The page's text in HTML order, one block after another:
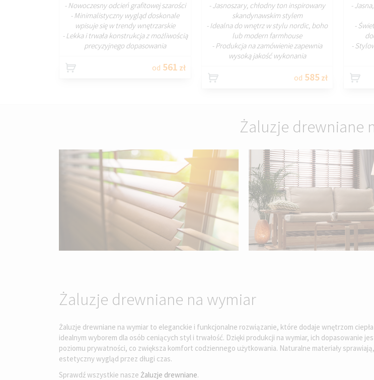
- Nowoczesny odcień grafitowej szarości
- Minimalistyczny wygląd doskonale
wpisuje się w trendy wnętrzarskie
- Lekka i trwała konstrukcja z możliwością
precyzyjnego dopasowania
od 561 zł
- Jasnoszary, chłodny ton inspirowany
skandynawskim stylem
- Idealna do wnętrz w stylu nordic, boho
lub modern farmhouse
- Produkcja na zamówienie zapewnia
wysoką jakość wykonania
od 585 zł
-
-
-
Żaluzje drewniane
Żaluzje drewniane na wymiar
Żaluzje drewniane na wymiar to eleganckie i funkcjonalne rozwiązanie, które dodaje wnętrzom
idealnym wyborem dla osób ceniących styl i trwałość. Dzięki produkcji na wymiar, ich dopasowanie
poziomu prywatności, co zwiększa komfort codziennego użytkowania. Naturalne materiały
estetyczny wygląd przez długi czas.
Sprawdź wszystkie nasze Żaluzje drewniane.